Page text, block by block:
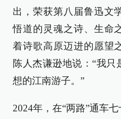
出，荣获第八届鲁迅文
悟道的灵魂之诗、生命
着诗歌高原迈进的愿望
陈人杰谦逊地说：“我只
想的江南游子。”
2024年，在“两路”通车